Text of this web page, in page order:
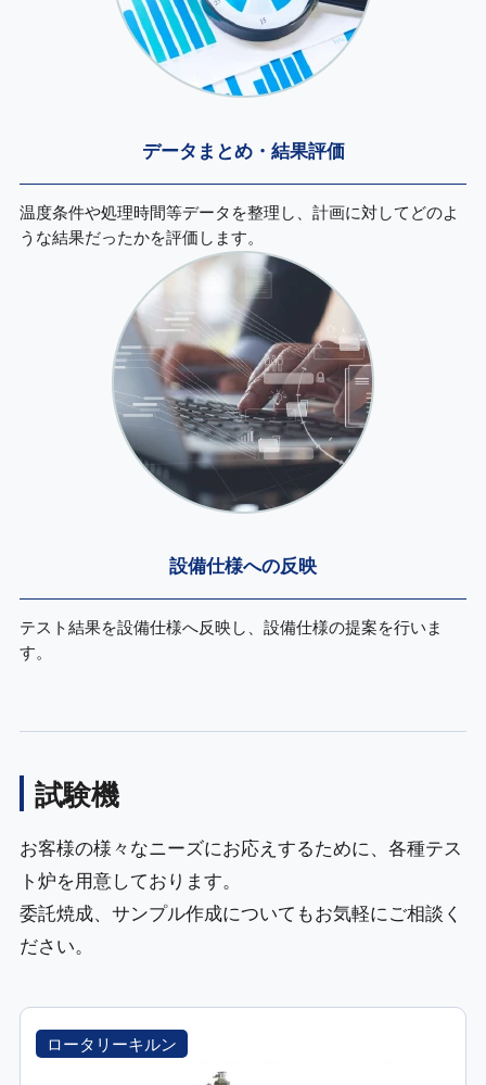
データまとめ・ 結果評価
温度条件や処理時間等データを整理し、計画に対してどのよ
うな結果だったかを評価します。
設備仕様への反映
テスト結果を設備仕様へ反映し、設備仕様の提案を行いま
す。
試験機
お客様の様々なニーズにお応えするために、各種テス
ト炉を用意しております。
委託焼成、サンプル作成についてもお気軽にご相談く
ださい。
ロータリーキルン